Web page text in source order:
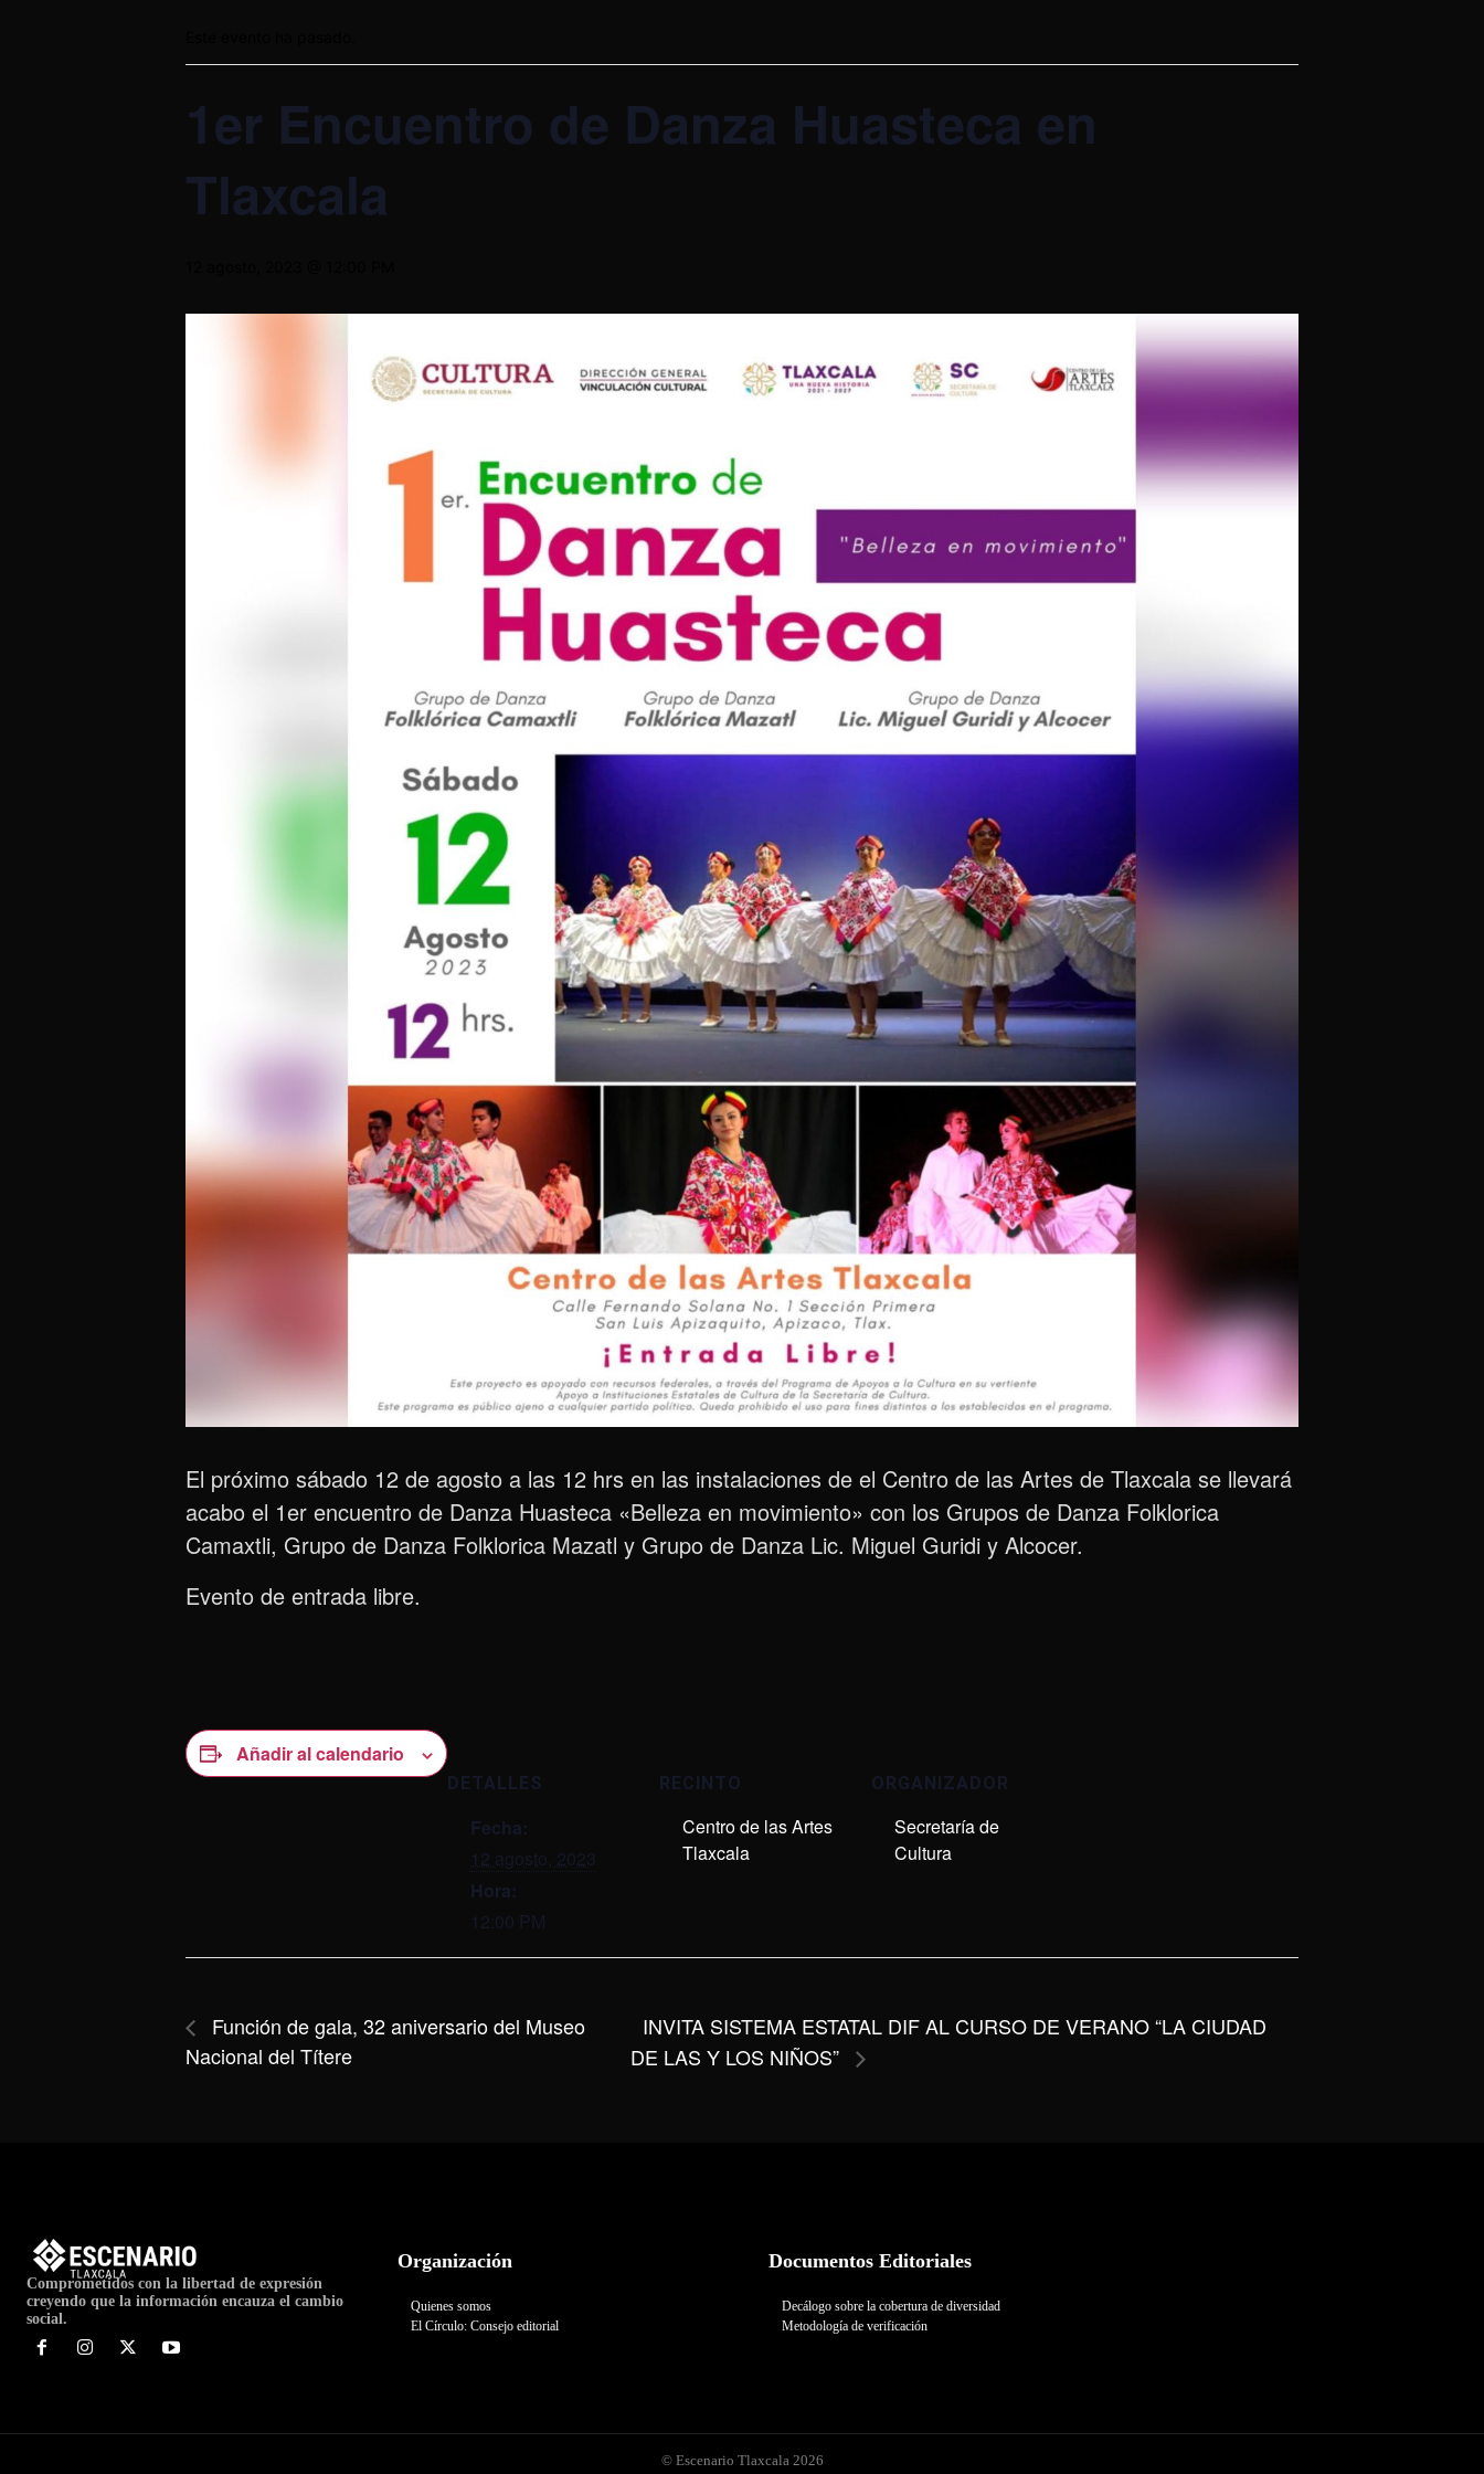
1er Encuentro de Danza Huasteca en
Tlaxcala
El próximo sábado 12 de agosto a las 12 hrs en las instalaciones de el Centro de las Artes de Tlaxcala se llevará
acabo el 1er encuentro de Danza Huasteca «Belleza en movimiento» con los Grupos de Danza Folklorica
Camaxtli, Grupo de Danza Folklorica Mazatl y Grupo de Danza Lic. Miguel Guridi y Alcocer.
Evento de entrada libre.
Añadir al calendario
DETALLES
Fecha:
12 agosto, 2023
Hora:
12:00 PM
RECINTO
Centro de las Artes
Tlaxcala
ORGANIZADOR
Secretaría de
Cultura
Función de gala, 32 aniversario del Museo
Nacional del Títere
INVITA SISTEMA ESTATAL DIF AL CURSO DE VERANO “LA CIUDAD
DE LAS Y LOS NIÑOS”
Comprometidos con la libertad de expresión
creyendo que la información encauza el cambio
social.
Organización
Quienes somos
El Círculo: Consejo editorial
Documentos Editoriales
Decálogo sobre la cobertura de diversidad
Metodología de verificación
© Escenario Tlaxcala 2026